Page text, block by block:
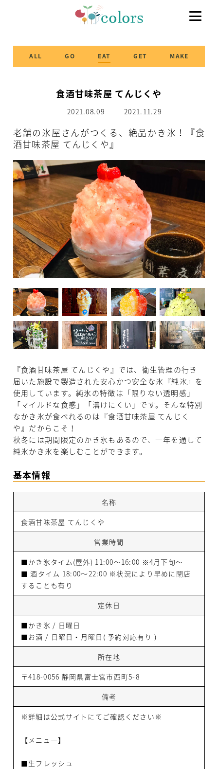
ALL GO EAT GET MAKE
食酒甘味茶屋 てんじくや
2021.08.09 2021.11.29
老舗の氷屋さんがつくる、絶品かき氷！『食
酒甘味茶屋 てんじくや』
『食酒甘味茶屋 てんじくや』では、衛生管理の行き
届いた施設で製造された安心かつ安全な氷『純氷』を
使用しています。純氷の特徴は「限りない透明感」
「マイルドな食感」「溶けにくい」です。そんな特別
なかき氷が食べれるのは『食酒甘味茶屋 てんじく
や』だからこそ！
秋冬には期間限定のかき氷もあるので、一年を通して
純氷かき氷を楽しむことができます。
基本情報
名称
食酒甘味茶屋 てんじくや
営業時間
■かき氷タイム(屋外) 11:00～16:00 ※4月下旬～
■ 酒タイム 18:00～22:00 ※状況により早めに閉店
することも有り
定休日
■かき氷 / 日曜日
■お酒 / 日曜日・月曜日( 予約対応有り )
所在地
〒418-0056 静岡県富士宮市西町5-8
備考
※詳細は公式サイトにてご確認ください※
【メニュー】
■生フレッシュ